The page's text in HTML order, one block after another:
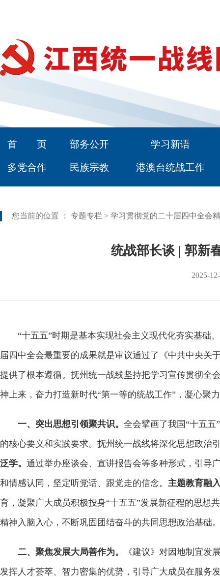
首 页 部务公开 学习新语
多党合作 民族宗教 港澳台统战工作
您当前的位置 ： 专题专栏 > 学习贯彻党的二十届四中全会
统战部长谈 | 郭新
2025-
“十五五”时期是基本实现社会主义现代化夯实基础、
届四中全会最重要的成果就是审议通过了《中共中央关
提供了根本遵循。抚州统一战线坚持把学习宣传贯彻全
神上来，奋力打造新时代“第一等的统战工作”，凝心聚
一、突出思想引领聚共识。 全会擘画了我国“十五
的核心要义和实践要求。抚州统一战线将深化思想政治
泛学。 通过举办座谈会、宣讲报告会等多种形式，引导
和情感认同，坚定听党话、跟党走的信念。 主题教育融
育，凝聚广大成员积极投身“十五五”发展新征程的思想
精神入脑入心，不断巩固团结奋斗的共同思想政治基础
二、聚焦发展大局善作为。
《建议》对因地制宜发
发挥人才荟萃、智力密集的优势，引导广大成员在服务